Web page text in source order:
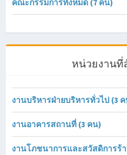
คณะกรรมการทั้งหมด (7 คน)
หน่วยงานที่
งานบริหารฝ่ายบริหารทั่วไป (3
งานอาคารสถานที่ (3 คน)
งานโภชนาการและสวัสดิการร้